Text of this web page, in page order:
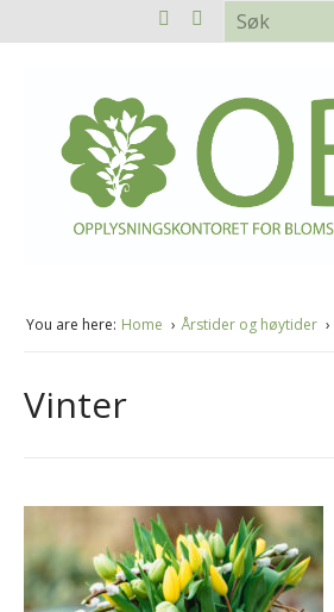
You are here: Home Årstider og høytider
Vinter